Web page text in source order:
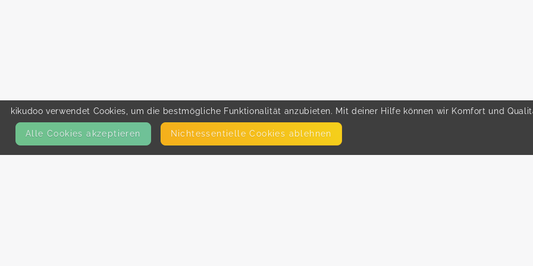
kikudoo verwendet Cookies, um die bestmögliche Funktionalität anzubieten. Mit deiner Hilfe können wir Komfort und
Alle Cookies akzeptieren Nicht­essentielle Cookies ablehnen